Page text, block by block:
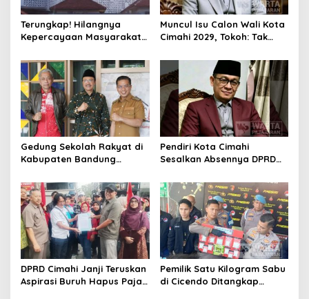
Terungkap! Hilangnya
Kepercayaan Masyarakat
Rebranding RSUD Cibabat
Muncul Isu Calon Wali Kota
Cimahi 2029, Tokoh: Tak
Legitimasi Parpol
Gedung Sekolah Rakyat di
Kabupaten Bandung
Siap Tampung Dua Ribu
Siswa
Pendiri Kota Cimahi
Sesalkan Absennya DPRD
Rebranding RSUD Cibabat
DPRD Cimahi Janji Teruskan
Aspirasi Buruh Hapus Pajak
Pemilik Satu Kilogram Sabu
di Cicendo Ditangkap